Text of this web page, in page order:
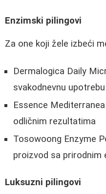
Enzimski pilingovi
Za one koji žele izbeći
Dermalogica Daily
svakodnevnu upotrebu
Essence
odličnim rezultatima
Tosowoong Enzyme
proizvod sa prirodnim
Luksuzni pilingovi